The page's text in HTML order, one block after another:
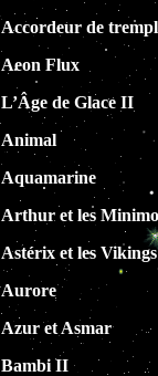
Accordeur de
Aeon Flux
L’Âge de Glace II
Animal
Aquamarine
Arthur et les
Astérix et les Vikings
Aurore
Azur et Asmar
Bambi II